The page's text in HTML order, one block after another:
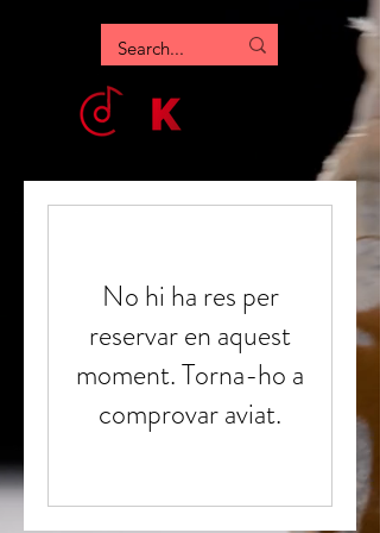
No hi ha res per
reservar en aquest
moment. Torna-ho a
comprovar aviat.